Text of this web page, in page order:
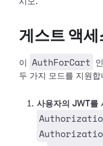
시오.
게스트 액
이 AuthForCart
두 가지 모드를 지원합
사용자의 JWT를